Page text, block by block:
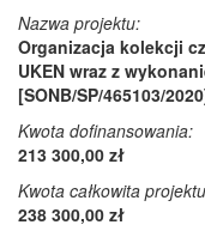
Nazwa projektu:
Organizacja kolekcji
UKEN wraz z
[SONB/SP/465103/
Kwota dofinansowania:
213 300,00 zł
Kwota całkowita
238 300,00 zł